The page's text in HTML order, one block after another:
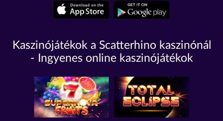
Kaszinójátékok a Scatterhino kaszinónál
- Ingyenes online kaszinójátékok